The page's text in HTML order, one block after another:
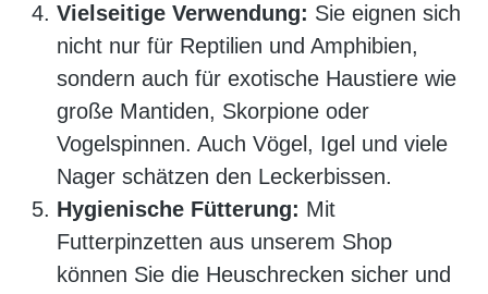
Vielseitige Verwendung: Sie eignen sich
nicht nur für Reptilien und Amphibien,
sondern auch für exotische Haustiere wie
große Mantiden, Skorpione oder
Vogelspinnen. Auch Vögel, Igel und viele
Nager schätzen den Leckerbissen.
Hygienische Fütterung: Mit
Futterpinzetten aus unserem Shop
können Sie die Heuschrecken sicher und